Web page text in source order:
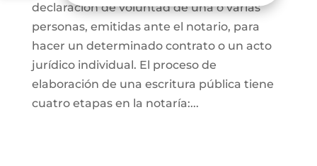
declaración de voluntad de una o varias
personas, emitidas ante el notario, para
hacer un determinado contrato o un acto
jurídico individual. El proceso de
elaboración de una escritura pública tiene
cuatro etapas en la notaría:...